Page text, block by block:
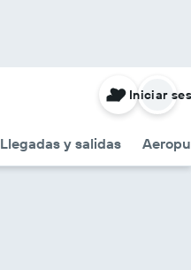
Llegadas y salidas
Iniciar